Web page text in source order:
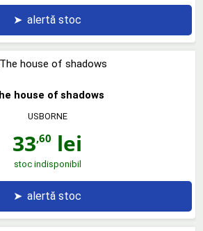
➤ alertă stoc
house of shadows
USBORNE
33,60 lei
stoc indisponibil
➤ alertă stoc